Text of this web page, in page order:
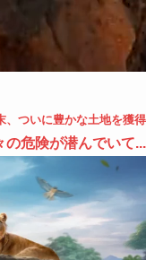
、ついに豊かな土地を獲得
の危険が潜んでいて...